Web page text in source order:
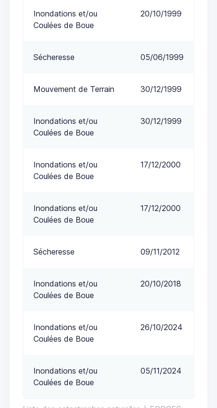
Inondations et/ou
Coulées de Boue
20/10/1999
Sécheresse 05/06/1999
Mouvement de Terrain 30/12/1999
Inondations et/ou
Coulées de Boue
30/12/1999
Inondations et/ou
Coulées de Boue
17/12/2000
Inondations et/ou
Coulées de Boue
17/12/2000
Sécheresse 09/11/2012
Inondations et/ou
Coulées de Boue
20/10/2018
Inondations et/ou
Coulées de Boue
26/10/2024
Inondations et/ou
Coulées de Boue
05/11/2024